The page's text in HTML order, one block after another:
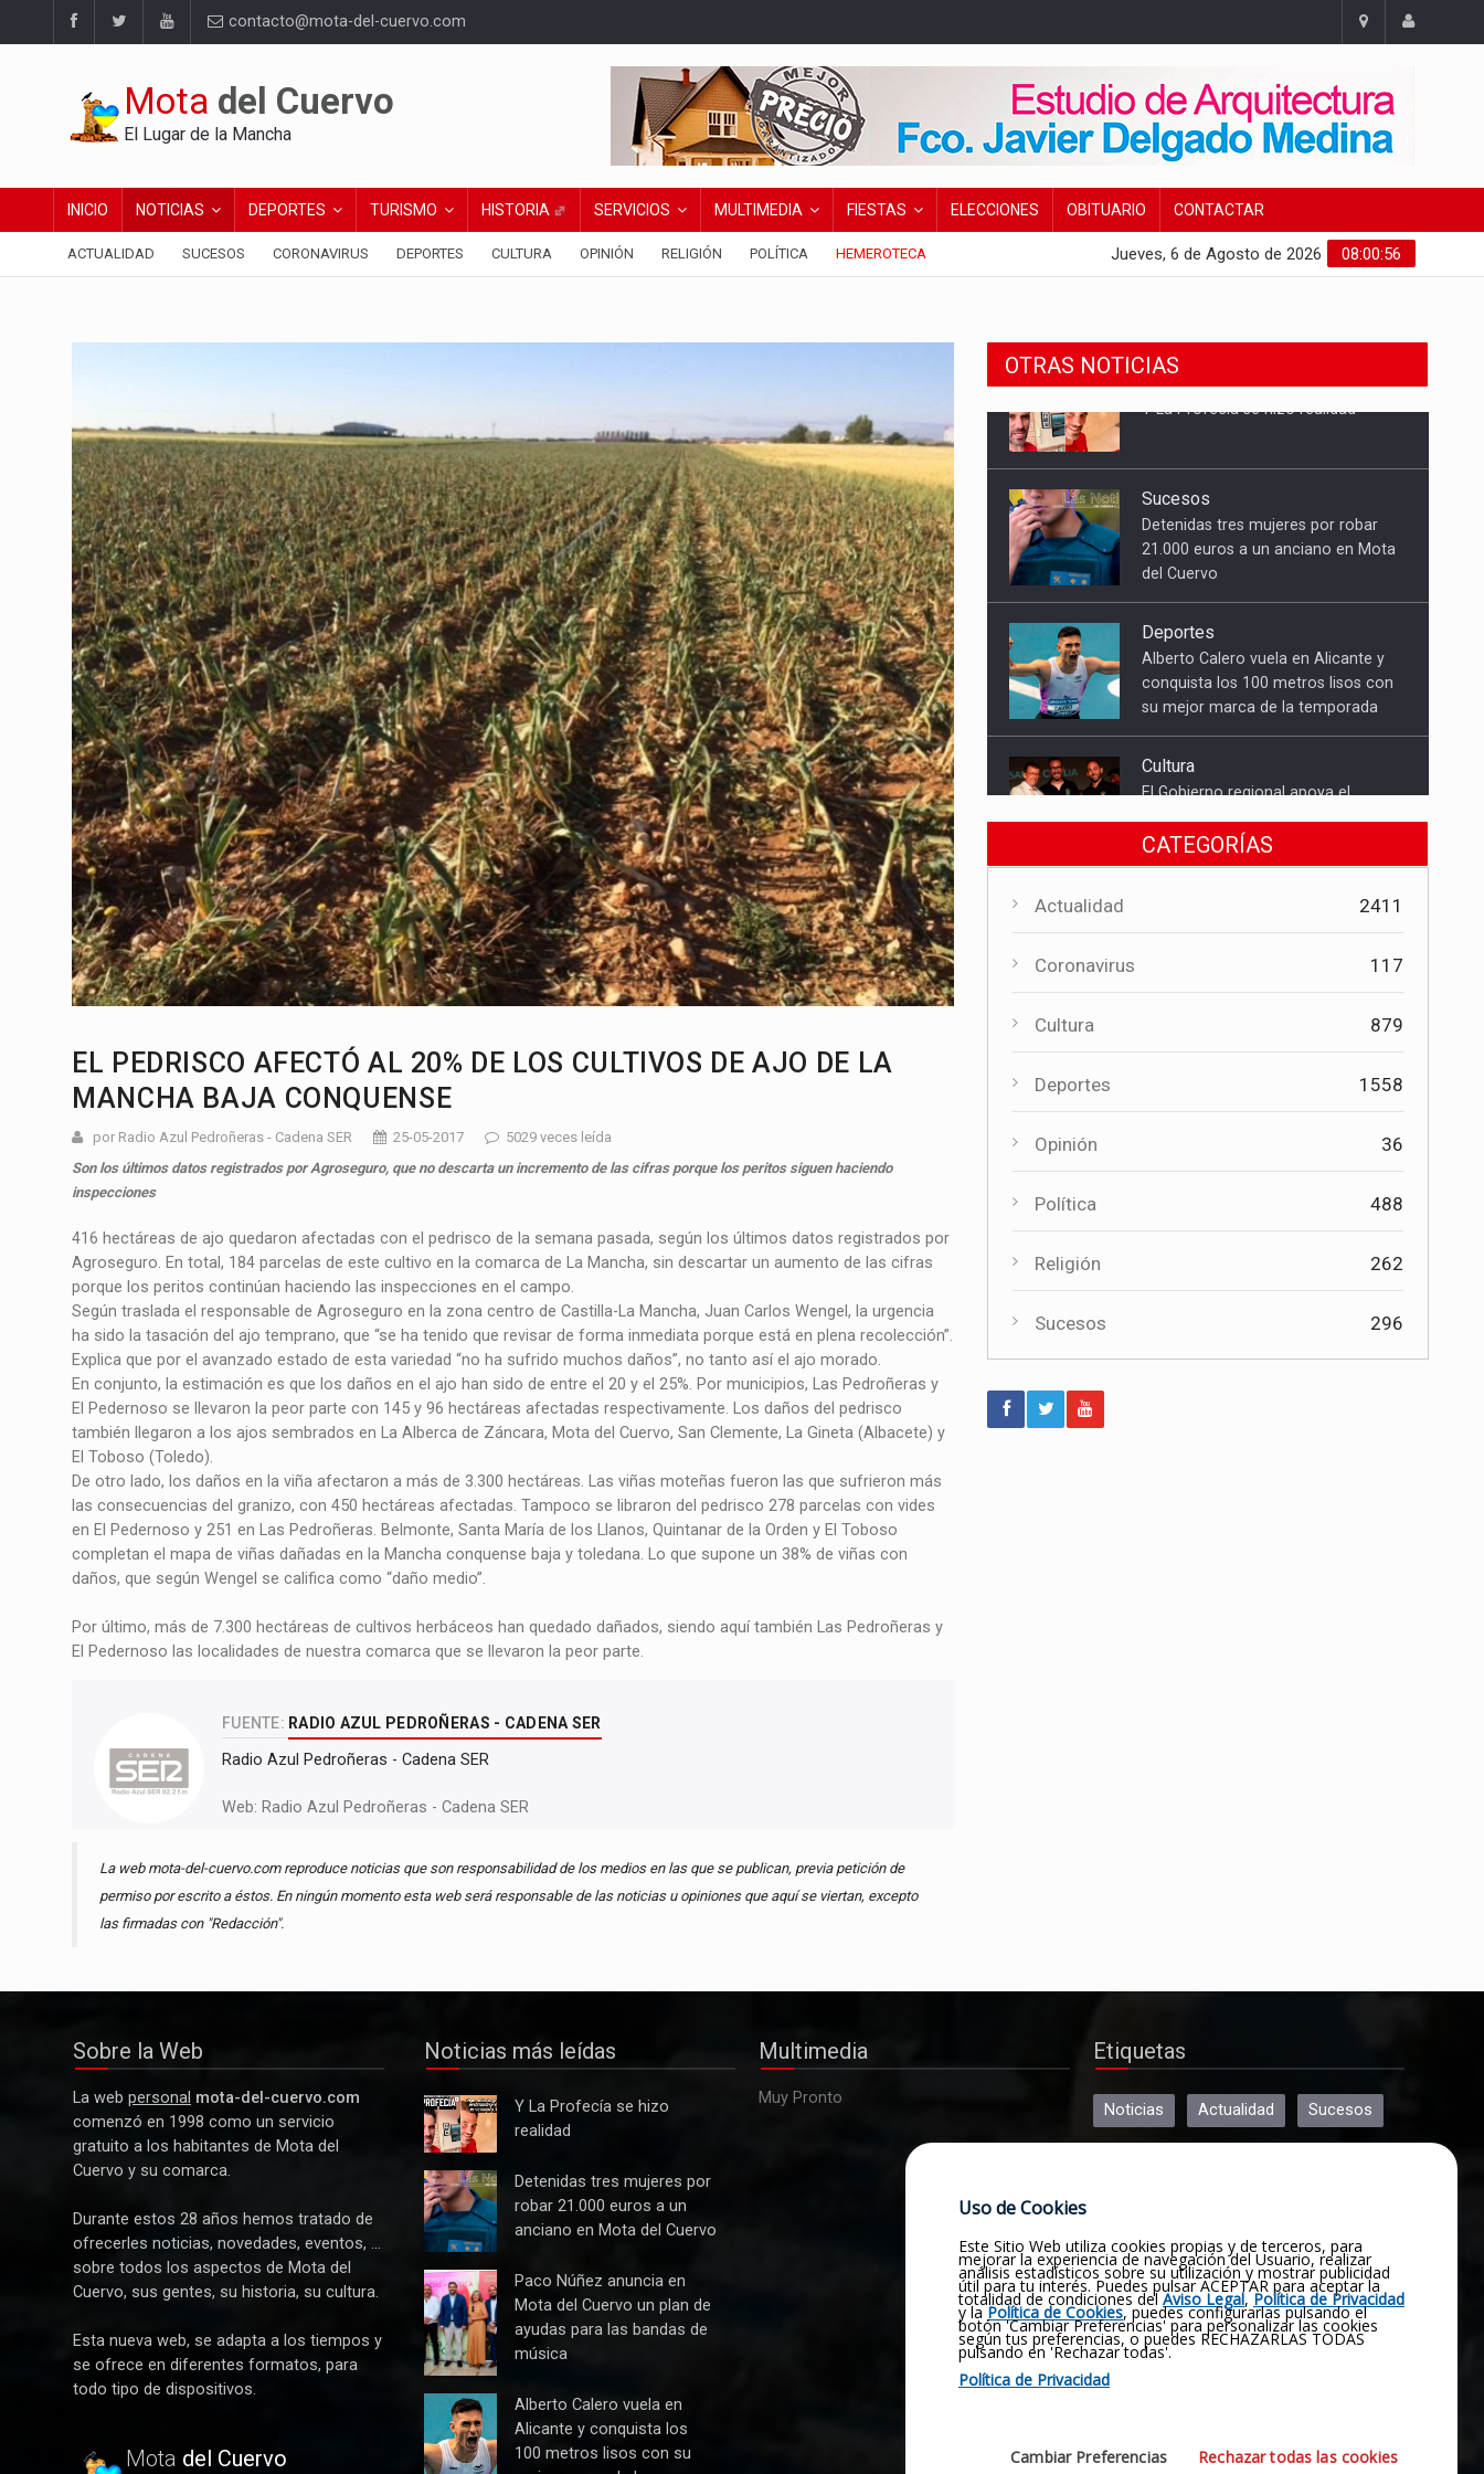
contacto@mota-del-cuervo.com
Mota del Cuervo
El Lugar de la Mancha
INICIO NOTICIAS DEPORTES TURISMO HISTORIA SERVICIOS MULTIMEDIA FIESTAS ELECCIONES OBITUARIO CONTACTAR
ACTUALIDAD SUCESOS CORONAVIRUS DEPORTES CULTURA OPINIÓN RELIGIÓN POLÍTICA HEMEROTECA 08:00:57
Jueves, 6 de Agosto de 2026
EL PEDRISCO AFECTÓ AL 20% DE LOS CULTIVOS DE AJO DE LA
MANCHA BAJA CONQUENSE
por Radio Azul Pedroñeras - Cadena SER 25-05-2017
5029 veces leída
Son los últimos datos registrados por Agroseguro, que no descarta un incremento de las cifras porque los peritos siguen haciendo
inspecciones
416 hectáreas de ajo quedaron afectadas con el pedrisco de la semana pasada, según los últimos datos registrados por
Agroseguro. En total, 184 parcelas de este cultivo en la comarca de La Mancha, sin descartar un aumento de las cifras
porque los peritos continúan haciendo las inspecciones en el campo.
Según traslada el responsable de Agroseguro en la zona centro de Castilla-La Mancha, Juan Carlos Wengel, la urgencia
ha sido la tasación del ajo temprano, que “se ha tenido que revisar de forma inmediata porque está en plena recolección”.
Explica que por el avanzado estado de esta variedad “no ha sufrido muchos daños”, no tanto así el ajo morado.
En conjunto, la estimación es que los daños en el ajo han sido de entre el 20 y el 25%. Por municipios, Las Pedroñeras y
El Pedernoso se llevaron la peor parte con 145 y 96 hectáreas afectadas respectivamente. Los daños del pedrisco
también llegaron a los ajos sembrados en La Alberca de Záncara, Mota del Cuervo, San Clemente, La Gineta (Albacete) y
El Toboso (Toledo).
De otro lado, los daños en la viña afectaron a más de 3.300 hectáreas. Las viñas moteñas fueron las que sufrieron más
las consecuencias del granizo, con 450 hectáreas afectadas. Tampoco se libraron del pedrisco 278 parcelas con vides
en El Pedernoso y 251 en Las Pedroñeras. Belmonte, Santa María de los Llanos, Quintanar de la Orden y El Toboso
completan el mapa de viñas dañadas en la Mancha conquense baja y toledana. Lo que supone un 38% de viñas con
daños, que según Wengel se califica como “daño medio”.
Por último, más de 7.300 hectáreas de cultivos herbáceos han quedado dañados, siendo aquí también Las Pedroñeras y
El Pedernoso las localidades de nuestra comarca que se llevaron la peor parte.
FUENTE: RADIO AZUL PEDROÑERAS - CADENA SER
Radio Azul Pedroñeras - Cadena SER
Web: Radio Azul Pedroñeras - Cadena SER
La web mota-del-cuervo.com reproduce noticias que son responsabilidad de los medios en las que se publican, previa petición de
permiso por escrito a éstos. En ningún momento esta web será responsable de las noticias u opiniones que aquí se viertan, excepto
las firmadas con "Redacción".
OTRAS NOTICIAS
Detenidas tres mujeres por robar
21.000 euros a un anciano en Mota
del Cuervo
Deportes
Alberto Calero vuela en Alicante y
conquista los 100 metros lisos con
su mejor marca de la temporada
Cultura
El Gobierno regional apoya el
Certamen de Bandas de Mota del
Cuervo con 18.000 euros
Cultura
El Certamen "Villa Cervantina" vuelve
referente de la música bandística
Cuervo un plan de ayudas para las
bandas de música
Deportes
Éxito de la gran apuesta por la pista
Tres bandas competirán en Mota del
CATEGORÍAS
Sobre la Web
La web personal mota-del-cuervo.com
comenzó en 1998 como un servicio
gratuito a los habitantes de Mota del
Cuervo y su comarca.
Durante estos 28 años hemos tratado de
ofrecerles noticias, novedades, eventos, ...
sobre todos los aspectos de Mota del
Cuervo, sus gentes, su historia, su cultura.
Esta nueva web, se adapta a los tiempos y
se ofrece en diferentes formatos, para
todo tipo de dispositivos.
Mota del Cuervo
Noticias más leídas
Y La
Profecía
se hizo
realidad
Y La Profecía se hizo
realidad
Detenidas
tres
mujeres
por robar
21.000
euros a
un
anciano
en Mota
del
Cuervo
Detenidas tres mujeres por
robar 21.000 euros a un
anciano en Mota del Cuervo
Paco
Núñez
anuncia
en Mota
del
Cuervo un
plan de
ayudas
para las
Paco Núñez anuncia en
Mota del Cuervo un plan de
ayudas para las bandas de
música
Alberto
Calero
vuela en
Alberto Calero vuela en
Alicante y conquista los
100 metros lisos con su
Multimedia
Muy Pronto
Etiquetas
Noticias Actualidad Sucesos
Obituario Pluviómetro
Fotografías Vídeos Virgen
Manjavacas
Uso de Cookies
Este Sitio Web utiliza cookies propias y de terceros, para
mejorar la experiencia de navegación del Usuario, realizar
análisis estadísticos sobre su utilización y mostrar publicidad
útil para tu interés. Puedes pulsar ACEPTAR para aceptar la
totalidad de condiciones delAviso Legal,Política de Privacidad
y laPolítica de Cookies, puedes configurarlas pulsando el
botón 'Cambiar Preferencias' para personalizar las cookies
según tus preferencias, o puedes RECHAZARLAS TODAS
pulsando en 'Rechazar todas'.
Política de Privacidad
Cambiar Preferencias Rechazar todas las cookies